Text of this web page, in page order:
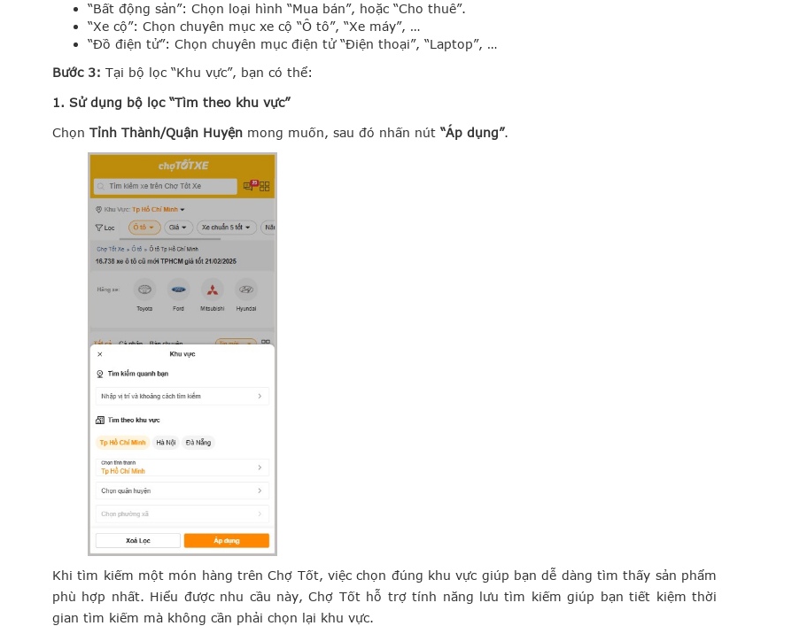
“Bất động sản”: Chọn loại hình “Mua bán”, hoặc “Cho thuê”.
“Xe cộ”: Chọn chuyên mục xe cộ “Ô tô”, “Xe máy”, …
“Đồ điện tử”: Chọn chuyên mục điện tử “Điện thoại”, “Laptop”, …
Bước 3: Tại bộ lọc “Khu vực”, bạn có thể:
1. Sử dụng bộ lọc “Tìm theo khu vực”
Chọn Tỉnh Thành/Quận Huyện mong muốn, sau đó nhấn nút “Áp dụng”.
​Khi tìm kiếm một món hàng trên Chợ Tốt, việc chọn đúng khu vực giúp bạn dễ dàng tìm thấy sản phẩm
phù hợp nhất. Hiểu được nhu cầu này, Chợ Tốt hỗ trợ tính năng lưu tìm kiếm giúp bạn tiết kiệm thời
gian tìm kiếm mà không cần phải chọn lại khu vực.